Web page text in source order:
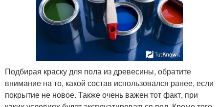
Подбирая краску для пола из древесины, обратите
внимание на то, какой состав использовался ранее, если
покрытие не новое. Также очень важен тот факт, при